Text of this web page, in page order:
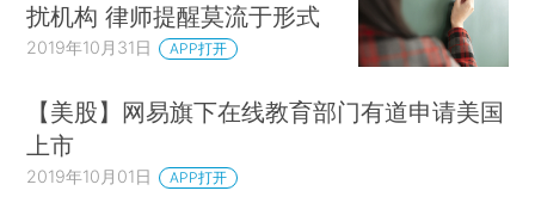
扰机构 律师提醒莫流于形式
2019年10月31日 APP打开
【美股】网易旗下在线教育部门有道申请美国
上市
2019年10月01日 APP打开